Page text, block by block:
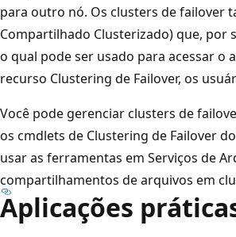
para outro nó. Os clusters de failover
Compartilhado Clusterizado) que, por
o qual pode ser usado para acessar o
recurso Clustering de Failover, os
Você pode gerenciar clusters de
os cmdlets de Clustering de Failover
usar as ferramentas em Serviços de
compartilhamentos de arquivos em
Aplicações